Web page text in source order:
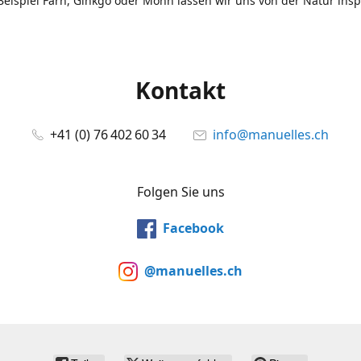
Kontakt
+41 (0) 76 402 60 34 info@manuelles.ch
Folgen Sie uns
Facebook
@manuelles.ch